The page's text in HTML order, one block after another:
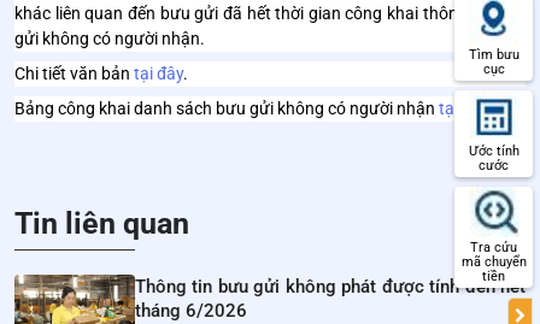
khác liên quan đến bưu gửi đã hết thời gian công khai thông tin bưu
gửi không có người nhận.
Chi tiết văn bản tại đây.
Bảng công khai danh sách bưu gửi không có người nhận tại đây.
Tin liên quan
Thông tin bưu gửi không phát được tính đến hết
tháng 6/2026
Tìm bưu
cục
Ước tính
cước
Tra cứu
mã chuyển
tiền